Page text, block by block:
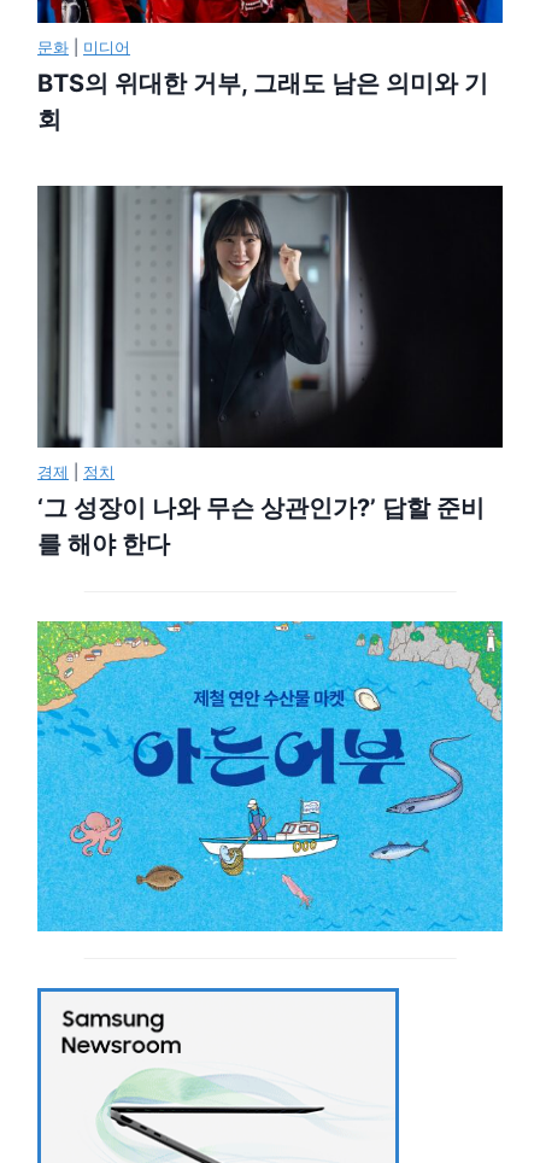
문화 미디어
BTS의 위대한 거부, 그래도 남은 의미와 기
회
경제 정치
‘그 성장이 나와 무슨 상관인가?’ 답할 준비
를 해야 한다